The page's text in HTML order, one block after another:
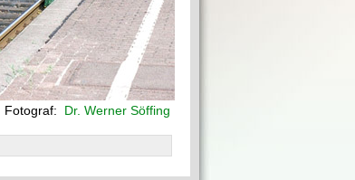
Fotograf: Dr. Werner Söffing